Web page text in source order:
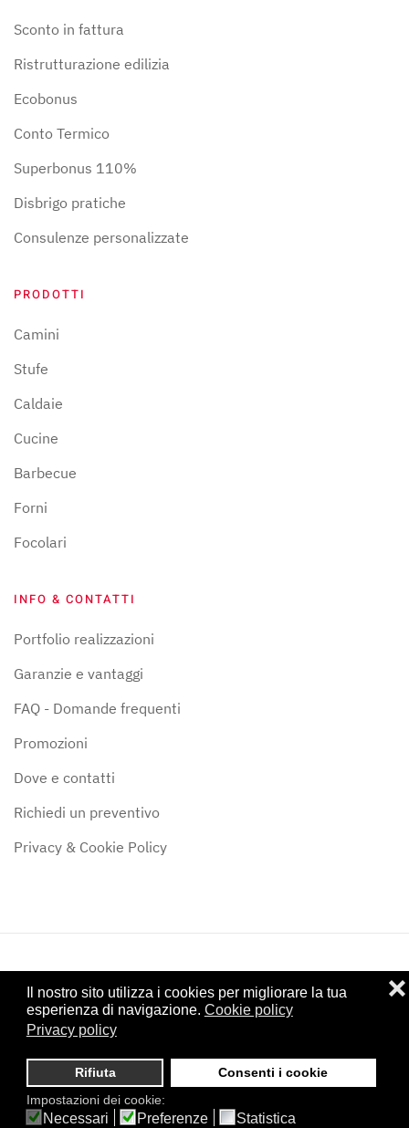
Il nostro sito utilizza i cookies per migliorare la tua
esperienza di navigazione. Cookie policy
Privacy policy
Rifiuta Consenti i cookie
❌
Impostazioni dei cookie:
Necessari Preferenze Statistica
Sconto in fattura
Ristrutturazione edilizia
Ecobonus
Conto Termico
Superbonus 110%
Disbrigo pratiche
Consulenze personalizzate
PRODOTTI
Camini
Stufe
Caldaie
Cucine
Barbecue
Forni
Focolari
INFO & CONTATTI
Portfolio realizzazioni
Garanzie e vantaggi
FAQ - Domande frequenti
Promozioni
Dove e contatti
Richiedi un preventivo
Privacy & Cookie Policy
©2024Stufe & Camini Siena di Alessandro Forte - P.IVA:
01122950528 - Iscritta al CCIAA di Siena: SI - 122307